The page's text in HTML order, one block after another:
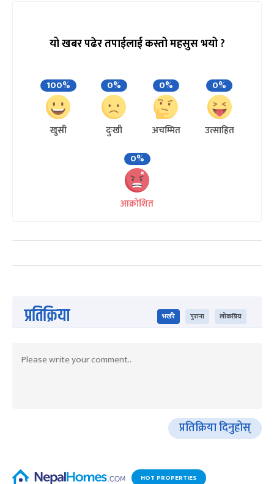
यो खबर पढेर तपाईलाई कस्तो महसुस भयो ?
100%
खुसी
0%
दुःखी
0%
अचम्मित
0%
उत्साहित
0%
आक्रोशित
प्रतिक्रिया भर्खरै पुराना लोकप्रिय
प्रतिक्रिया दिनुहोस्
HOT PROPERTIES